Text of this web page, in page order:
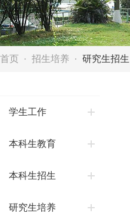
首页 招生培养 研究生招生
学生工作
本科生教育
本科生招生
研究生培养